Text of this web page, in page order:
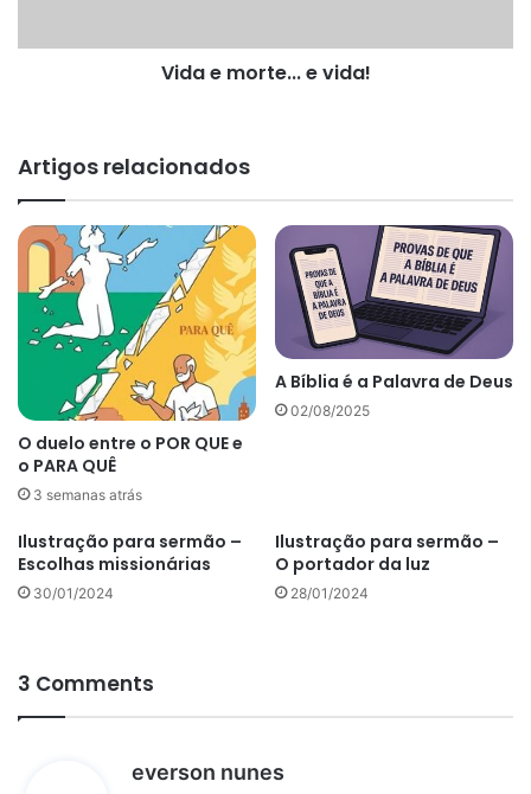
Vida e morte... e vida!
Artigos relacionados
O duelo entre o POR QUE e
o PARA QUÊ
3 semanas atrás
A Bíblia é a Palavra de Deus
02/08/2025
Ilustração para sermão –
Escolhas missionárias
30/01/2024
Ilustração para sermão –
O portador da luz
28/01/2024
3 Comments
everson nunes